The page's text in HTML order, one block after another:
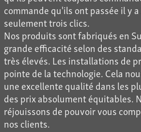
commande qu'ils ont passée il y a
seulement trois clics.
Nos produits sont fabriqués en
grande efficacité selon des
très élevés. Les installations de
pointe de la technologie. Cela
une excellente qualité dans les
des prix absolument équitables.
réjouissons de pouvoir vous
nos clients.